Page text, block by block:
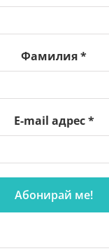
Фамилия*
E-mail адрес*